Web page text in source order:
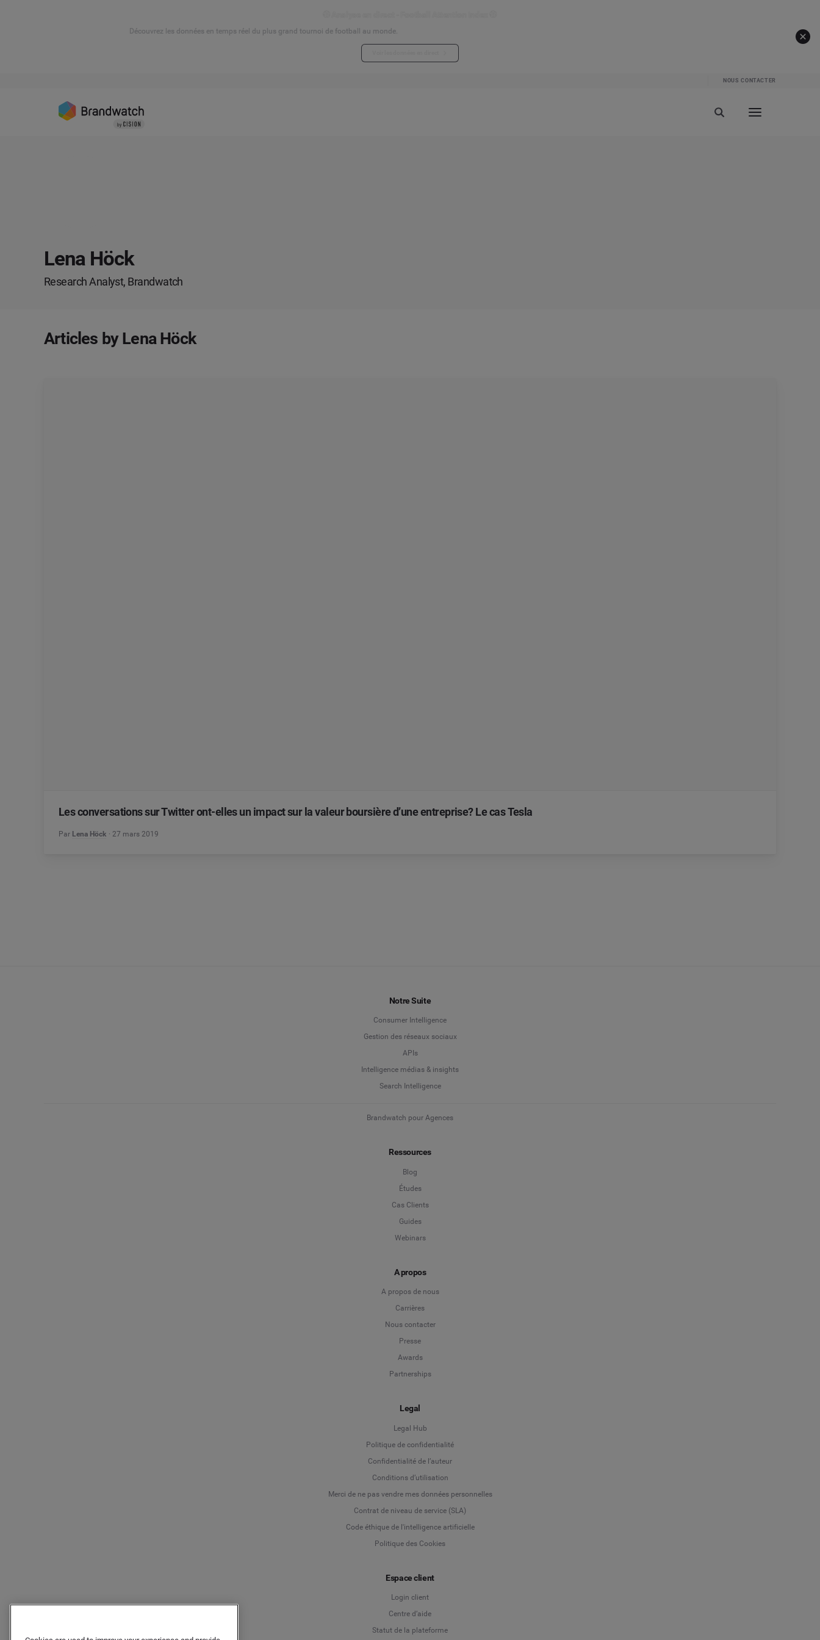
Découvrez les données en temps réel du plus grand tournoi de football au monde.
NOUS CONTACTER
Lena Höck
Research Analyst, Brandwatch
Articles by Lena Höck
Les conversations sur Twitter ont-elles un impact sur la valeur boursière d’une entreprise? Le cas Tesla
Par Lena Höck 27 mars 2019
Notre Suite
Consumer Intelligence
Gestion des réseaux sociaux
APIs
Intelligence médias & insights
Search Intelligence
Brandwatch pour Agences
Ressources
Blog
Études
Cas Clients
Guides
Webinars
A propos
A propos de nous
Carrières
Nous contacter
Presse
Awards
Partnerships
Legal
Legal Hub
Politique de confidentialité
Confidentialité de l’auteur
Conditions d’utilisation
Merci de ne pas vendre mes données personnelles
Contrat de niveau de service (SLA)
Code éthique de l'intelligence artificielle
Politique des Cookies
Espace client
Login client
Centre d’aide
Statut de la plateforme
Deutsch